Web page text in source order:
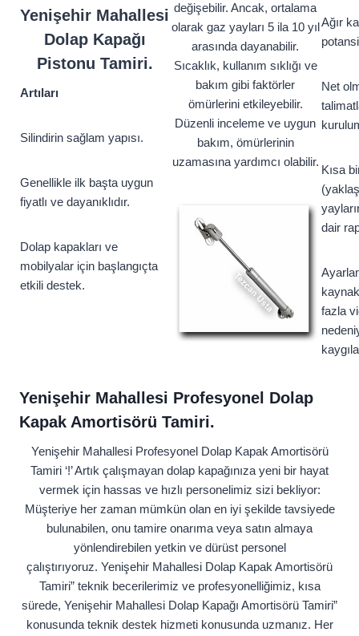
Yenişehir Mahallesi
Dolap Kapağı
Pistonu Tamiri.
Artıları
Silindirin sağlam yapısı.
Genellikle ilk başta uygun
fiyatlı ve dayanıklıdır.
Dolap kapakları ve
mobilyalar için başlangıçta
etkili destek.
değişebilir. Ancak, ortalama
olarak gaz yayları 5 ila 10 yıl
arasında dayanabilir.
Sıcaklık, kullanım sıklığı ve
bakım gibi faktörler
ömürlerini etkileyebilir.
Düzenli inceleme ve uygun
bakım, ömürlerinin
uzamasına yardımcı olabilir.
Ağır
Net
Kısa
dair
fazla
Yenişehir Mahallesi Profesyonel Dolap
Kapak Amortisörü Tamiri.
Yenişehir Mahallesi Profesyonel Dolap Kapak Amortisörü
Tamiri ‘!’ Artık çalışmayan dolap kapağınıza yeni bir hayat
vermek için hassas ve hızlı personelimiz sizi bekliyor:
Müşteriye her zaman mümkün olan en iyi şekilde tavsiyede
bulunabilen, onu tamire onarıma veya satın almaya
yönlendirebilen yetkin ve dürüst personel
çalıştırıyoruz. Yenişehir Mahallesi Dolap Kapak Amortisörü
Tamiri” teknik becerilerimiz ve profesyonelliğimiz, kısa
sürede, Yenişehir Mahallesi Dolap Kapağı Amortisörü Tamiri”
konusunda teknik destek hizmeti konusunda uzmanız. Her